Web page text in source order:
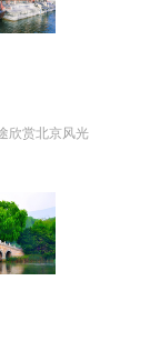
欣赏北京风光